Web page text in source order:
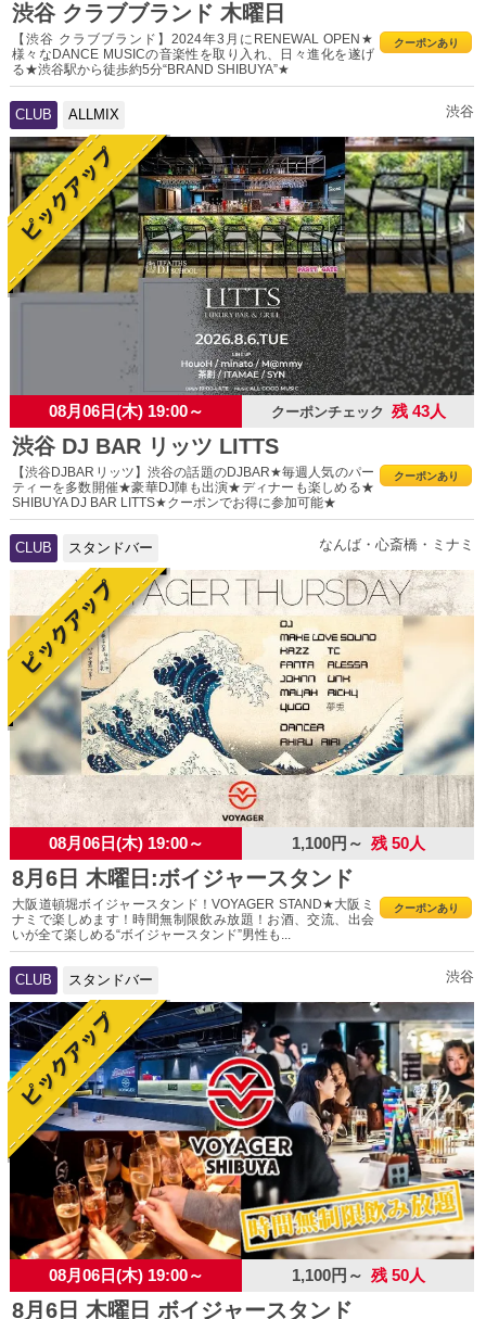
渋谷 クラブブランド 木曜日
クーポンあり
【渋谷 クラブブランド】2024年3月にRENEWAL OPEN★
様々なDANCE MUSICの音楽性を取り入れ、日々進化を遂げ
る★渋谷駅から徒歩約5分“BRAND SHIBUYA”★
CLUB ALLMIX 渋谷
08月06日(木) 19:00～ クーポンチェック 残 43人
渋谷 DJ BAR リッツ LITTS
クーポンあり
【渋谷DJBARリッツ】渋谷の話題のDJBAR★毎週人気のパー
ティーを多数開催★豪華DJ陣も出演★ディナーも楽しめる★
SHIBUYA DJ BAR LITTS★クーポンでお得に参加可能★
CLUB スタンドバー なんば・心斎橋・ミナミ
08月06日(木) 19:00～ 1,100円～ 残 50人
8月6日 木曜日:ボイジャースタンド
クーポンあり
大阪道頓堀ボイジャースタンド！VOYAGER STAND★大阪ミ
ナミで楽しめます！時間無制限飲み放題！お酒、交流、出会
いが全て楽しめる“ボイジャースタンド”男性も...
CLUB スタンドバー 渋谷
08月06日(木) 19:00～ 1,100円～ 残 50人
8月6日 木曜日 ボイジャースタンド